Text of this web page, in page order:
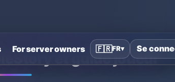
For server owners 🇫🇷FR▾ Se
et guide joueur